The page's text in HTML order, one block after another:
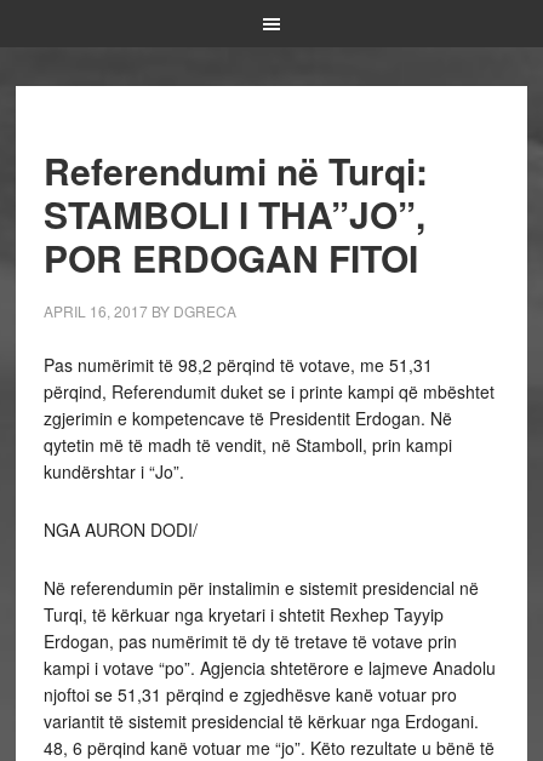
Referendumi në Turqi:
STAMBOLI I THA”JO”,
POR ERDOGAN FITOI
APRIL 16, 2017BY DGRECA
Pas numërimit të 98,2 përqind të votave, me 51,31
përqind, Referendumit duket se i printe kampi që mbështet
zgjerimin e kompetencave të Presidentit Erdogan. Në
qytetin më të madh të vendit, në Stamboll, prin kampi
kundërshtar i “Jo”.
NGA AURON DODI/
Në referendumin për instalimin e sistemit presidencial në
Turqi, të kërkuar nga kryetari i shtetit Rexhep Tayyip
Erdogan, pas numërimit të dy të tretave të votave prin
kampi i votave “po”. Agjencia shtetërore e lajmeve Anadolu
njoftoi se 51,31 përqind e zgjedhësve kanë votuar pro
variantit të sistemit presidencial të kërkuar nga Erdogani.
48, 6 përqind kanë votuar me “jo”. Këto rezultate u bënë të